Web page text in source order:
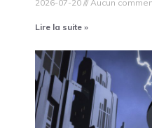
2026-07-20 Aucun
Lire la suite »